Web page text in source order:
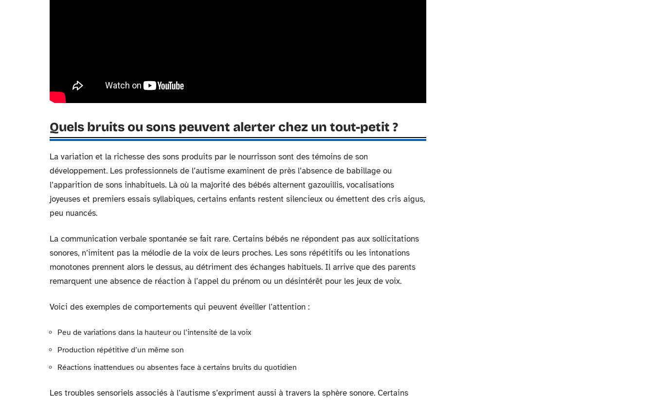
Quels bruits ou sons peuvent alerter chez un tout-petit ?
La variation et la richesse des sons produits par le nourrisson sont des témoins de son
développement. Les professionnels de l’autisme examinent de près l’absence de babillage ou
l’apparition de sons inhabituels. Là où la majorité des bébés alternent gazouillis, vocalisations
joyeuses et premiers essais syllabiques, certains enfants restent silencieux ou émettent des cris aigus,
peu nuancés.
La communication verbale spontanée se fait rare. Certains bébés ne répondent pas aux sollicitations
sonores, n’imitent pas la mélodie de la voix de leurs proches. Les sons répétitifs ou les intonations
monotones prennent alors le dessus, au détriment des échanges habituels. Il arrive que des parents
remarquent une absence de réaction à l’appel du prénom ou un désintérêt pour les jeux de voix.
Voici des exemples de comportements qui peuvent éveiller l’attention :
Peu de variations dans la hauteur ou l’intensité de la voix
Production répétitive d’un même son
Réactions inattendues ou absentes face à certains bruits du quotidien
Les troubles sensoriels associés à l’autisme s’expriment aussi à travers la sphère sonore. Certains